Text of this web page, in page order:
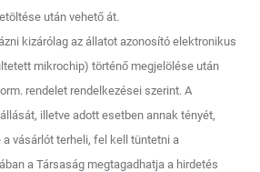
után vehető át.
kizárólag az állatot azonosító elektronikus
mikrochip) történő megjelölése után
rendelet rendelkezései szerint. A
illetve adott esetben annak tényét,
vásárlót terheli, fel kell tüntetni a
a Társaság megtagadhatja a hirdetés